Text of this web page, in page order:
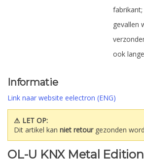
gevallen
ook
Informatie
Link naar website eelectron (ENG)
⚠ LET OP:
Dit artikel kan niet retourgezonden
OL-U KNX Metal